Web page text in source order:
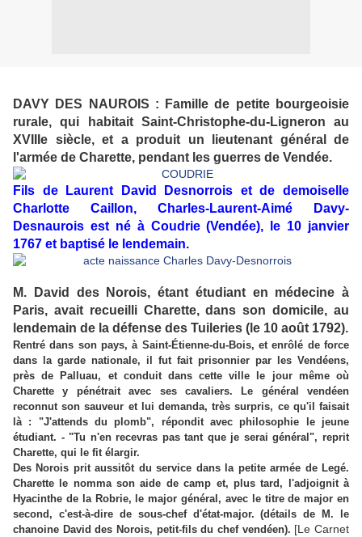
DAVY DES NAUROIS : Famille de petite bourgeoisie
rurale, qui habitait Saint-Christophe-du-Ligneron au
XVIIIe siècle, et a produit un lieutenant général de
l'armée de Charette, pendant les guerres de Vendée.
Fils de Laurent David Desnorrois et de demoiselle
Charlotte Caillon, Charles-Laurent-Aimé Davy-
Desnaurois est né à Coudrie (Vendée), le 10 janvier
1767 et baptisé le lendemain.
M. David des Norois, étant étudiant en médecine à
Paris, avait recueilli Charette, dans son domicile, au
lendemain de la défense des Tuileries (le 10 août 1792).
Rentré dans son pays, à Saint-Étienne-du-Bois, et enrôlé de force
dans la garde nationale, il fut fait prisonnier par les Vendéens,
près de Palluau, et conduit dans cette ville le jour même où
Charette y pénétrait avec ses cavaliers. Le général vendéen
reconnut son sauveur et lui demanda, très surpris, ce qu'il faisait
là : "J'attends du plomb", répondit avec philosophie le jeune
étudiant. - "Tu n'en recevras pas tant que je serai général", reprit
Charette, qui le fit élargir.
Des Norois prit aussitôt du service dans la petite armée de Legé.
Charette le nomma son aide de camp et, plus tard, l'adjoignit à
Hyacinthe de la Robrie, le major général, avec le titre de major en
second, c'est-à-dire de sous-chef d'état-major. (détails de M. le
chanoine David des Norois, petit-fils du chef vendéen). [Le Carnet